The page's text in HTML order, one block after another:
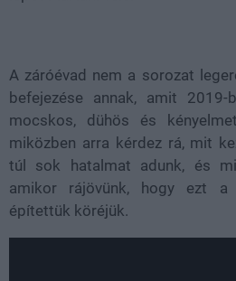
A záróévad nem a sorozat
befejezése annak, amit 2019-
mocskos, dühös és
miközben arra kérdez rá, mit
túl sok hatalmat adunk, és
amikor rájövünk, hogy ezt a
építettük köréjük.